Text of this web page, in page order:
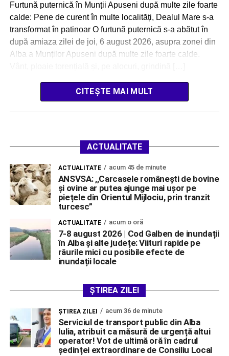
Furtună puternică în Munții Apuseni după multe zile foarte
calde: Pene de curent în multe localități, Dealul Mare s-a
transformat în patinoar O furtună puternică s-a abătut în
după amiaza zilei de joi, 6 august 2026, asupra zonei din
Alba a Munților Apuseni după multe zile foarte calde.
CITEȘTE MAI MULT
ACTUALITATE
ACTUALITATE acum 45 de minute
ANSVSA: ,,Carcasele românești de bovine
și ovine ar putea ajunge mai ușor pe
piețele din Orientul Mijlociu, prin tranzit
turcesc”
ACTUALITATE acum o oră
7-8 august 2026 | Cod Galben de inundații
în Alba și alte județe: Viituri rapide pe
râurile mici cu posibile efecte de
inundații locale
ȘTIREA ZILEI
ŞTIREA ZILEI acum 36 de minute
Serviciul de transport public din Alba
Iulia, atribuit ca măsură de urgență altui
operator! Vot de ultimă oră în cadrul
ședinței extraordinare de Consiliu Local